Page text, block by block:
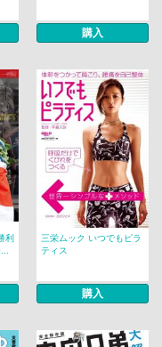
購入
利
三栄ムック いつでもピラ
ティス
購入